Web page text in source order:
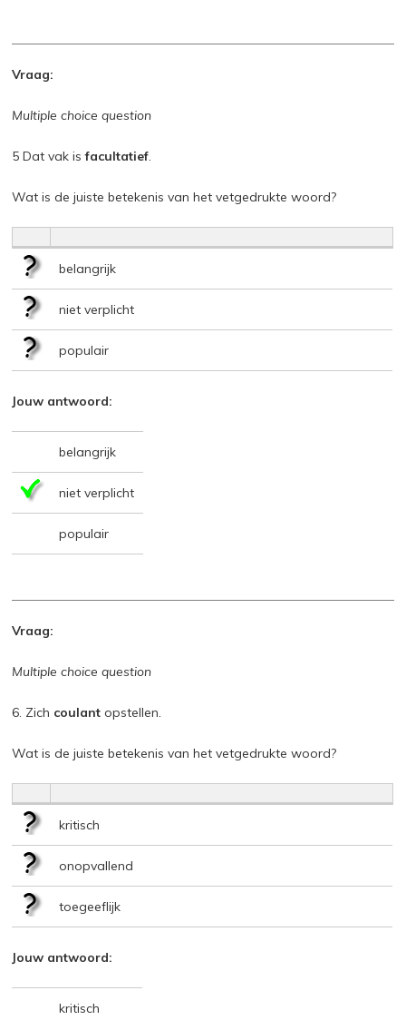
Vraag:
Multiple choice question
5 Dat vak isfacultatief.
Wat is de juiste betekenis van het vetgedrukte woord?
belangrijk
niet verplicht
populair
Jouw antwoord:
belangrijk
niet verplicht
populair
Vraag:
Multiple choice question
6. Zich coulant opstellen.
Wat is de juiste betekenis van het vetgedrukte woord?
kritisch
onopvallend
toegeeflijk
Jouw antwoord:
kritisch